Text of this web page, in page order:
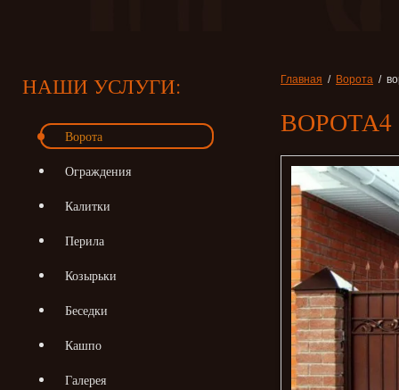
НАШИ УСЛУГИ:
Ворота
Ограждения
Калитки
Перила
Козырьки
Беседки
Кашпо
Галерея
Главная / Ворота /
ВОРОТА4